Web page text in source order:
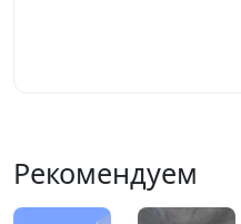
Рекомендуем